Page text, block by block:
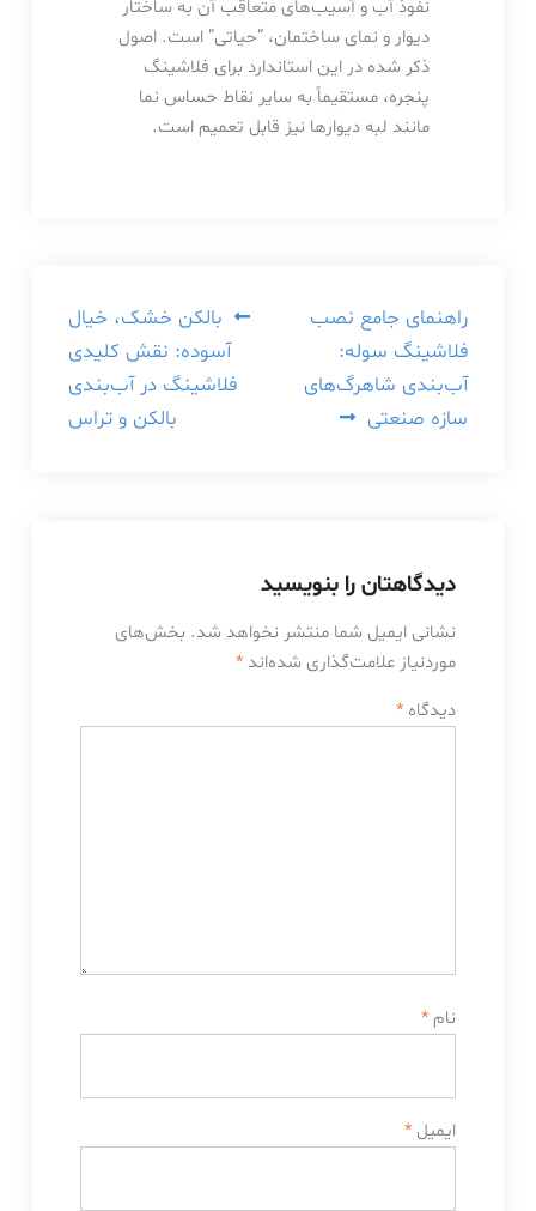
نفوذ آب و آسیب‌های متعاقب آن به ساختار
دیوار و نمای ساختمان، “حیاتی” است. اصول
ذکر شده در این استاندارد برای فلاشینگ
پنجره، مستقیماً به سایر نقاط حساس نما
مانند لبه دیوارها نیز قابل تعمیم است.
راهبری
نوشته
بالکن خشک، خیال
آسوده: نقش کلیدی
فلاشینگ در آب‌بندی
بالکن و تراس
راهنمای جامع نصب
فلاشینگ سوله:
آب‌بندی شاهرگ‌های
سازه صنعتی
دیدگاهتان را بنویسید
نشانی ایمیل شما منتشر نخواهد شد. بخش‌های
موردنیاز علامت‌گذاری شده‌اند *
دیدگاه *
نام *
ایمیل *